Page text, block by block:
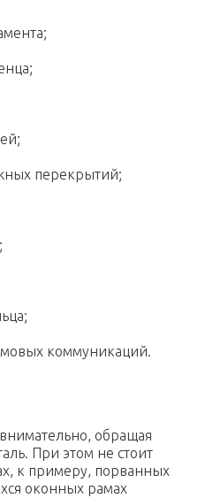
перекрытий;
коммуникаций.
обращая
При этом не стоит
к примеру, порванных
оконных рамах